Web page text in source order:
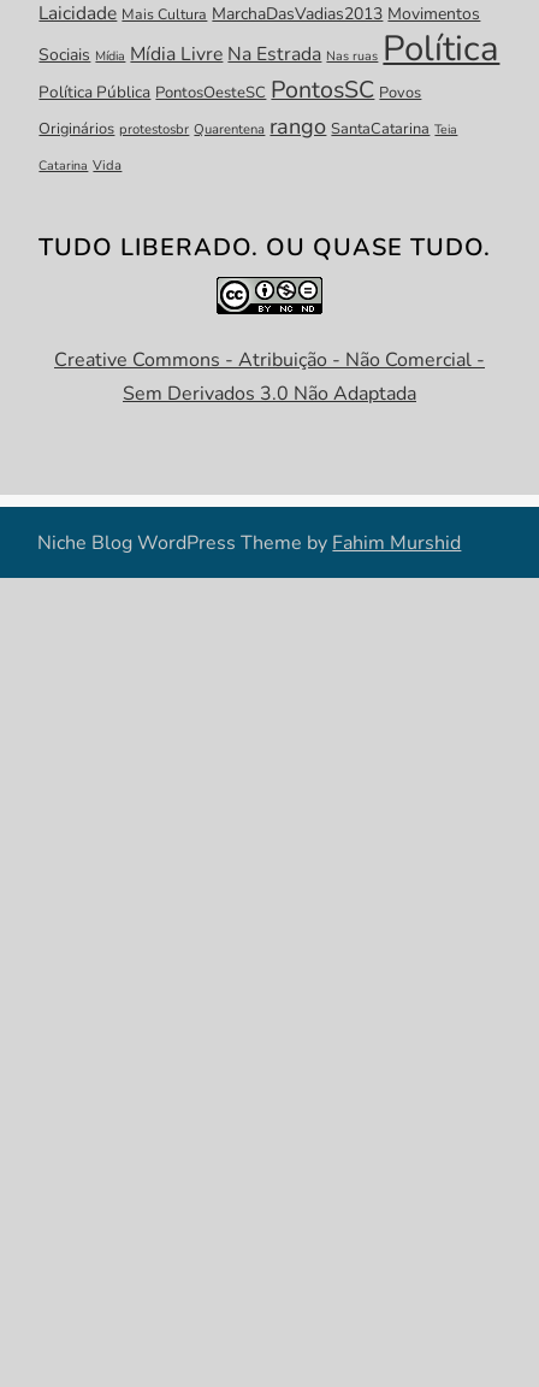
Laicidade Mais Cultura MarchaDasVadias2013 Movimentos
Sociais Mídia Mídia LivreNa Estrada Nas ruas Política
Política Pública PontosOesteSC PontosSC Povos
Originários protestosbr Quarentena rango SantaCatarina Teia
Catarina Vida
TUDO LIBERADO. OU QUASE TUDO.
Creative Commons - Atribuição - Não Comercial -
Sem Derivados 3.0 Não Adaptada
Niche Blog WordPress Theme byFahim Murshid